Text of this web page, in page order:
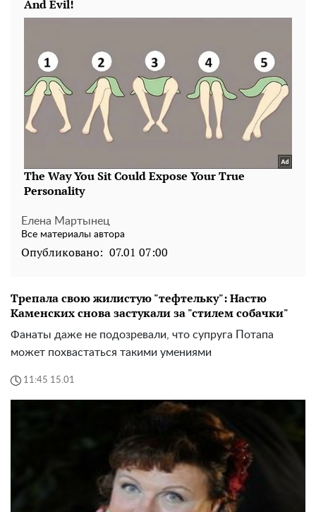
Елена Мартынец
Все материалы автора
Опубликовано: 07.01 07:00
Трепала свою жилистую "тефтельку": Настю
Каменских снова застукали за "стилем собачки"
Фанаты даже не подозревали, что супруга Потапа
может похвастаться такими умениями
11:45 15.01